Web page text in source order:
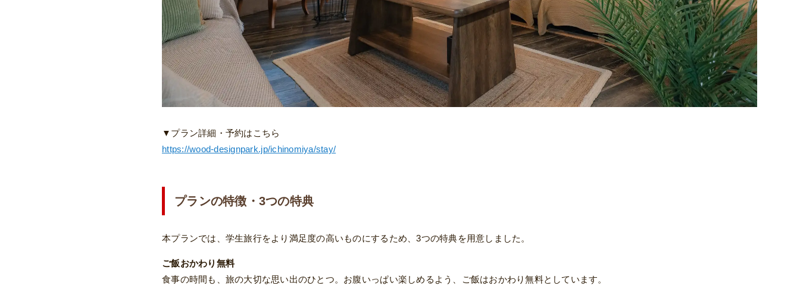
▼プラン詳細・予約はこちら
https://wood-designpark.jp/ichinomiya/stay/
プランの特徴・3つの特典
本プランでは、学生旅行をより満足度の高いものにするため、3つの特典を用意しました。
ご飯おかわり無料
食事の時間も、旅の大切な思い出のひとつ。お腹いっぱい楽しめるよう、ご飯はおかわり無料としています。